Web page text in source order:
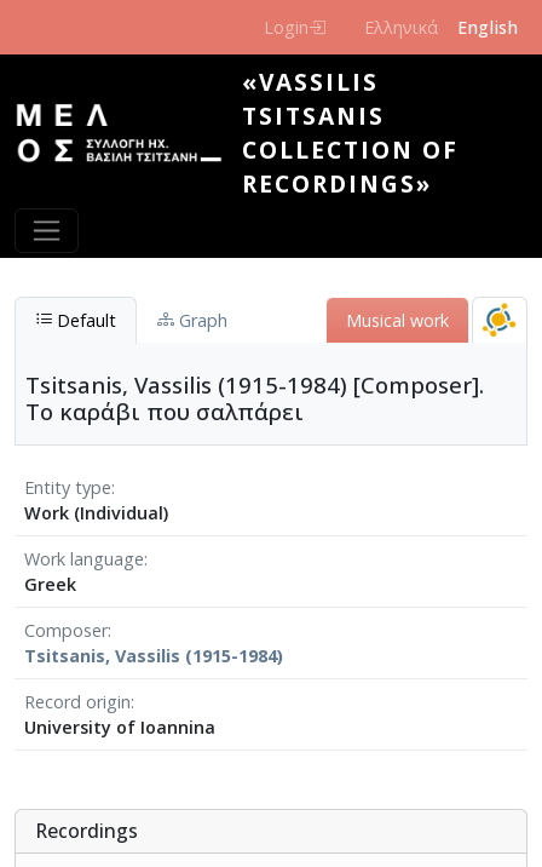
Login Ελληνικά English
«VASSILIS
TSITSANIS
COLLECTION OF
RECORDINGS»
Default Graph Musical work
Tsitsanis, Vassilis (1915-1984) [Composer].
Το καράβι που σαλπάρει
Entity type
Work (Individual)
Work language
Greek
Composer
Tsitsanis, Vassilis (1915-1984)
Record origin
University of Ioannina
Recordings